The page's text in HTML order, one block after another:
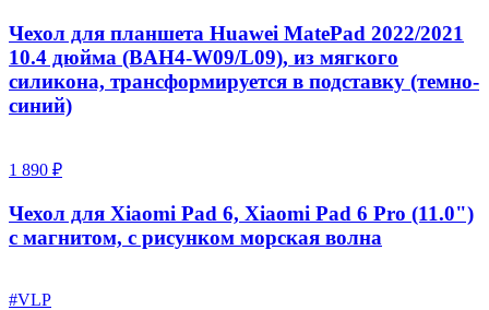
Чехол для планшета Huawei MatePad 2022/2021
10.4 дюйма (BAH4-W09/L09), из мягкого
силикона, трансформируется в подставку (темно-
синий)
1 890 ₽
Чехол для Xiaomi Pad 6, Xiaomi Pad 6 Pro (11.0")
с магнитом, с рисунком морская волна
#VLP